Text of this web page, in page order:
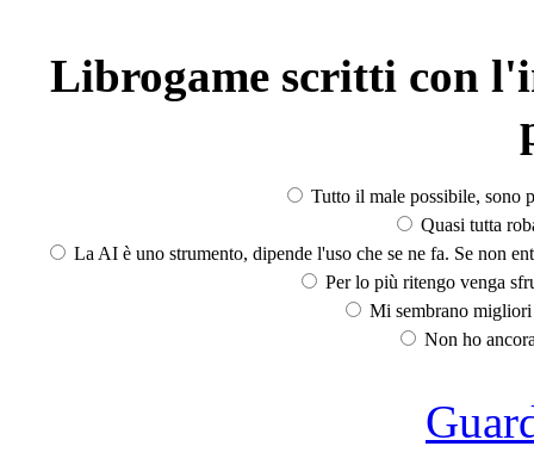
Librogame scritti con
Tutto il male possibile, sono
Quasi tutta
La AI è uno strumento, dipende l'uso che se ne fa. Se non
Per lo più ritengo venga
Mi sembrano
Non ho